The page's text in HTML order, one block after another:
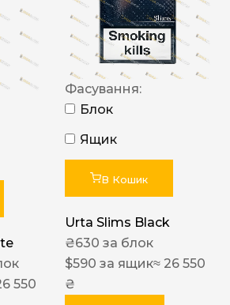
550
Фасування:
Блок
Ящик
В Кошик
Urta Slims Black
₴630 за блок
$590 за ящик≈ 26 550
₴